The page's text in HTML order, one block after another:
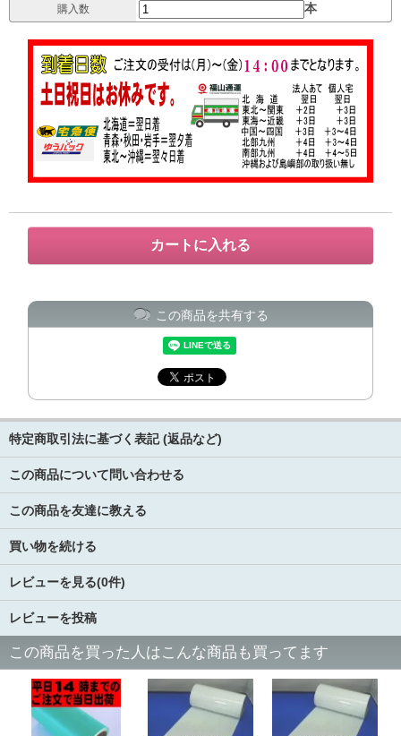
購入数 本
この商品を共有する
特定商取引法に基づく表記 (返品など)
この商品について問い合わせる
この商品を友達に教える
買い物を続ける
レビューを見る(0件)
レビューを投稿
この商品を買った人はこんな商品も買ってます